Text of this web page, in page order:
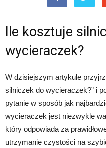
Ile kosztuje
wycieraczek?
W dzisiejszym artykule
silniczek do wycieraczek?” i
pytanie w sposób jak
wycieraczek jest niezwykle
który odpowiada za
utrzymanie czystości na